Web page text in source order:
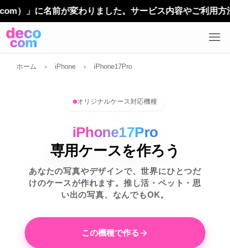
が変わりました。サービス内容やご利用方法に変更は
ホーム › iPhone › iPhone17Pro
オリジナルケース対応機種
iPhone17Pro
専用ケースを作ろう
あなたの写真やデザインで、世界にひとつだ
けのケースが作れます。推し活・ペット・思
い出の写真、なんでもOK。
この機種で作る